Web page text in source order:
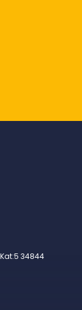
34844